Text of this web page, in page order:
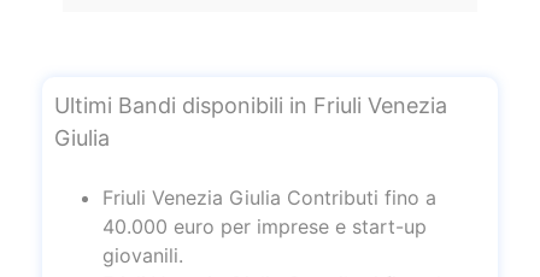
Ultimi Bandi disponibili in Friuli Venezia
Giulia
Friuli Venezia Giulia Contributi fino a
40.000 euro per imprese e start-up
giovanili.